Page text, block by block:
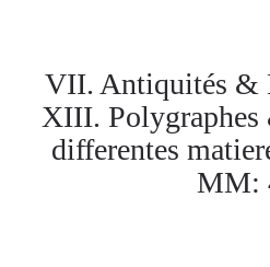
VII. Antiquités &
XIII. Polygraphes
differentes
MM: